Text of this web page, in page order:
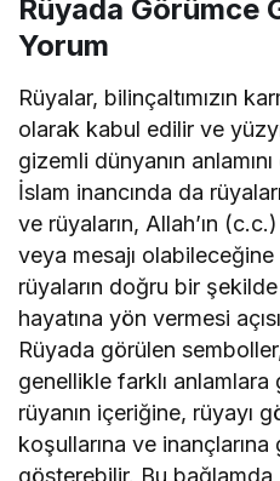
Rüyada Görümce
Yorum
Rüyalar, bilinçaltımızın
olarak kabul edilir ve
gizemli dünyanın
İslam inancında da
ve rüyaların, Allah’ın
veya mesajı olabileceğine
rüyaların doğru bir
hayatına yön vermesi
Rüyada görülen
genellikle farklı
rüyanın içeriğine, rüyayı
koşullarına ve
gösterebilir. Bu bağlamda,